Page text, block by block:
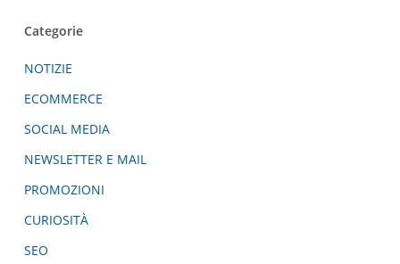
Categorie
NOTIZIE
ECOMMERCE
SOCIAL MEDIA
NEWSLETTER E MAIL
PROMOZIONI
CURIOSITÀ
SEO